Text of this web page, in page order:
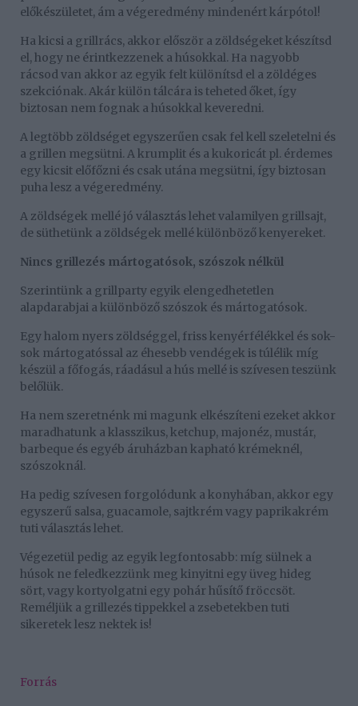
előkészületet, ám a végeredmény mindenért kárpótol!
Ha kicsi a grillrács, akkor először a zöldségeket készítsd
el, hogy ne érintkezzenek a húsokkal. Ha nagyobb
rácsod van akkor az egyik felt különítsd el a zöldéges
szekciónak. Akár külön tálcára is teheted őket, így
biztosan nem fognak a húsokkal keveredni.
A legtöbb zöldséget egyszerűen csak fel kell szeletelni és
a grillen megsütni. A krumplit és a kukoricát pl. érdemes
egy kicsit előfőzni és csak utána megsütni, így biztosan
puha lesz a végeredmény.
A zöldségek mellé jó választás lehet valamilyen grillsajt,
de süthetünk a zöldségek mellé különböző kenyereket.
Nincs grillezés mártogatósok, szószok nélkül
Szerintünk a grillparty egyik elengedhetetlen
alapdarabjai a különböző szószok és mártogatósok.
Egy halom nyers zöldséggel, friss kenyérfélékkel és sok-
sok mártogatóssal az éhesebb vendégek is túlélik míg
készül a főfogás, ráadásul a hús mellé is szívesen teszünk
belőlük.
Ha nem szeretnénk mi magunk elkészíteni ezeket akkor
maradhatunk a klasszikus, ketchup, majonéz, mustár,
barbeque és egyéb áruházban kapható krémeknél,
szószoknál.
Ha pedig szívesen forgolódunk a konyhában, akkor egy
egyszerű salsa, guacamole, sajtkrém vagy paprikakrém
tuti választás lehet.
Végezetül pedig az egyik legfontosabb: míg sülnek a
húsok ne feledkezzünk meg kinyitni egy üveg hideg
sört, vagy kortyolgatni egy pohár hűsítő fröccsöt.
Reméljük a grillezés tippekkel a zsebetekben tuti
sikeretek lesz nektek is!
Forrás